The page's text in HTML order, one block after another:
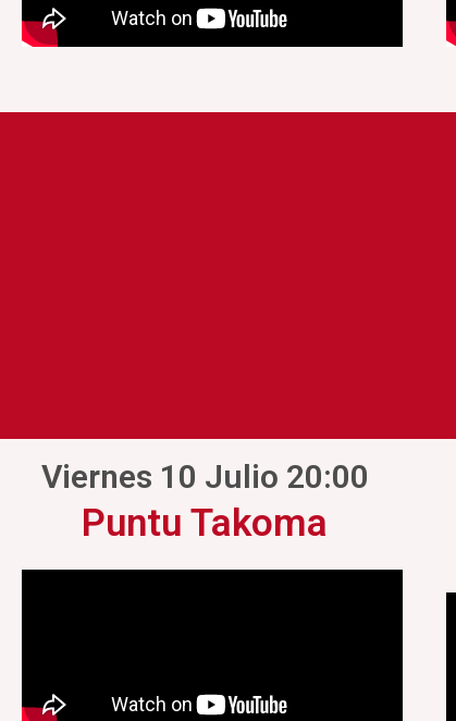
Viernes 10 Julio 20:00
Puntu Takoma